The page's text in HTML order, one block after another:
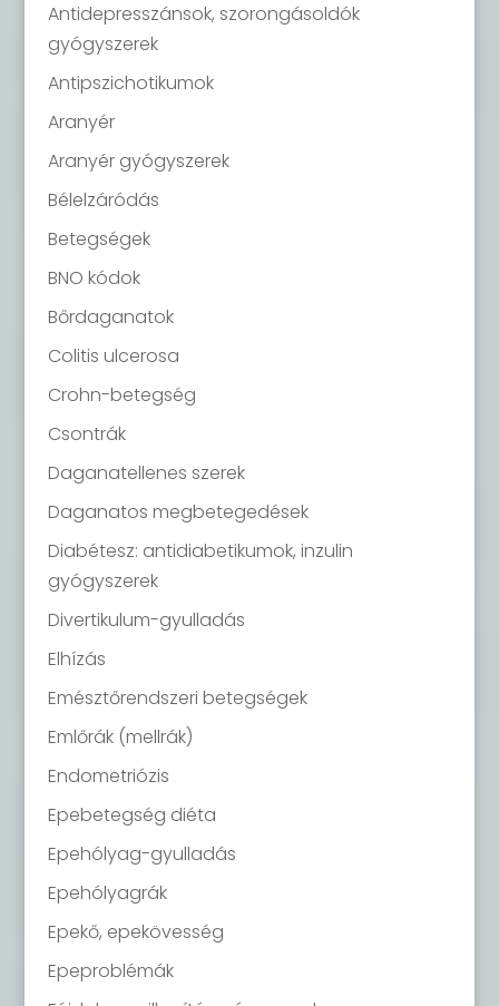
Antidepresszánsok, szorongásoldók
gyógyszerek
Antipszichotikumok
Aranyér
Aranyér gyógyszerek
Bélelzáródás
Betegségek
BNO kódok
Bőrdaganatok
Colitis ulcerosa
Crohn-betegség
Csontrák
Daganatellenes szerek
Daganatos megbetegedések
Diabétesz: antidiabetikumok, inzulin
gyógyszerek
Divertikulum-gyulladás
Elhízás
Emésztőrendszeri betegségek
Emlőrák (mellrák)
Endometriózis
Epebetegség diéta
Epehólyag-gyulladás
Epehólyagrák
Epekő, epekövesség
Epeproblémák